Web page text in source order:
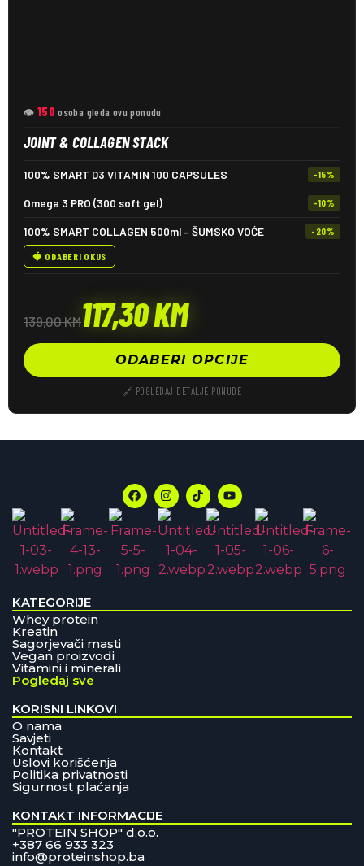
👁 150 osoba gleda ovu ponudu
JOINT & COLLAGEN STACK
100% SMART D3 VITAMIN 100 CAPSULES -15%
Omega 3 PRO (300 soft gel) -10%
100% SMART COLLAGEN 500ml – ŠUMSKO VOĆE -20%
🍓 ODABERI OKUS
139,00KM117,30KM
ODABERI OPCIJE
🔗 POGLEDAJ DETALJE PONUDE
KATEGORIJE
Whey protein
Kreatin
Sagorjevači masti
Vegan proizvodi
Vitamini i minerali
Pogledaj sve
KORISNI LINKOVI
O nama
Savjeti
Kontakt
Uslovi korišćenja
Politika privatnosti
Sigurnost plaćanja
KONTAKT INFORMACIJE
"PROTEIN SHOP" d.o.o.
+387 66 933 323
info@proteinshop.ba